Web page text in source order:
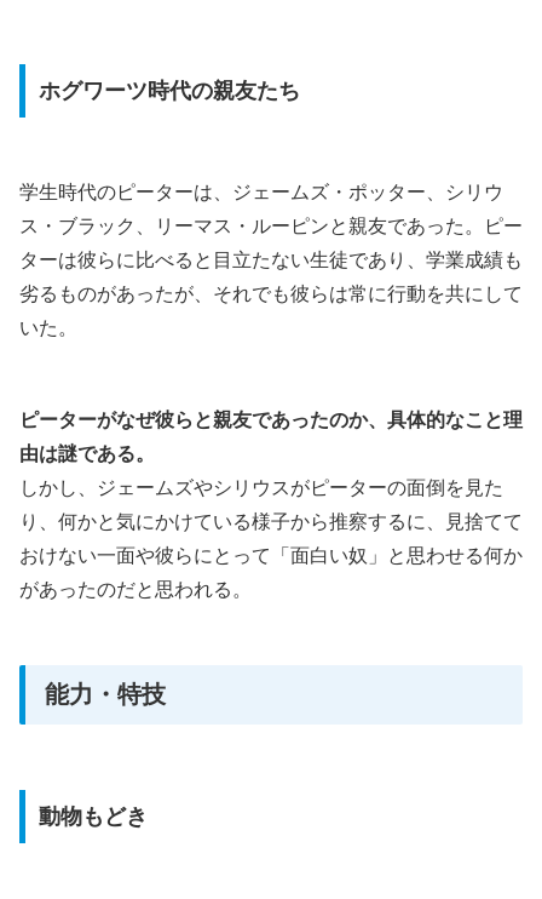
ホグワーツ時代の親友たち
学生時代のピーターは、ジェームズ・ポッター、シリウ
ス・ブラック、リーマス・ルーピンと親友であった。ピー
ターは彼らに比べると目立たない生徒であり、学業成績も
劣るものがあったが、それでも彼らは常に行動を共にして
いた。
ピーターがなぜ彼らと親友であったのか、具体的なこと理
由は謎である。
しかし、ジェームズやシリウスがピーターの面倒を見た
り、何かと気にかけている様子から推察するに、見捨てて
おけない一面や彼らにとって「面白い奴」と思わせる何か
があったのだと思われる。
能力・特技
動物もどき